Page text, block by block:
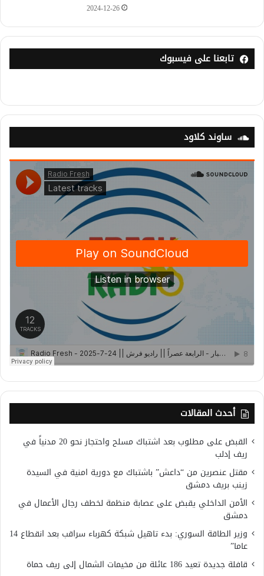
2024-12-26
تابعنا على فيسبوك
ساوند كلاود
أحدث المقالات
القبض على مطلوب بعد اشتباك مسلح واحتجاز نحو 20 مدنياً في
ريف إدلب
مقتل عنصرين من “داعش” باشتباك مع دورية امنية في السيدة
زينب بريف دمشق
الأمن الداخلي يقبض على عصابة منظمة لخطف رجال الأعمال في
دمشق
وزير الطاقة السوري: بدء تاهيل شبكة كهرباء سراقب بعد انقطاع 14
عاما”
قافلة جديدة تعيد 186 عائلة من مخيمات الشمال إلى ريف حماة